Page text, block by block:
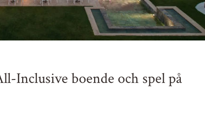
Inclusive boende och spel på